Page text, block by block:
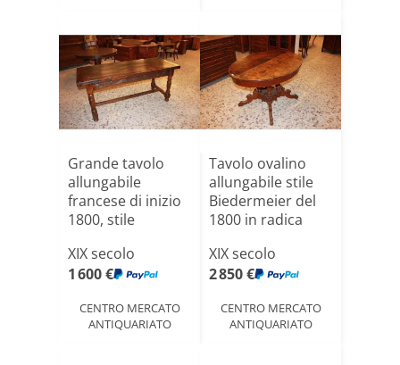
Grande tavolo
allungabile
francese di inizio
1800, stile
XIX secolo
1 600 €
CENTRO MERCATO
ANTIQUARIATO
Tavolo ovalino
allungabile stile
Biedermeier del
1800 in radica
XIX secolo
2 850 €
CENTRO MERCATO
ANTIQUARIATO